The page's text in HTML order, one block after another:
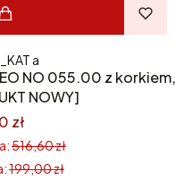
a
NO 055.00 z korkiem,
NOWY]
zł
516,60 zł
199,00 zł